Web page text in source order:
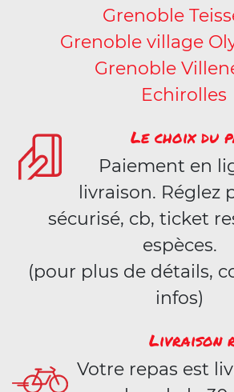
Grenoble
Grenoble village
Grenoble
Echirolles
Le choix du
Paiement en
livraison. Réglez
sécurisé, cb, ticket
espèces.
(pour plus de détails,
infos)
Livraison
Votre repas est